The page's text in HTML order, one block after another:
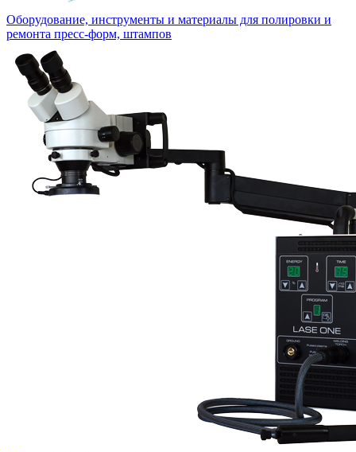
Оборудование, инструменты и материалы для полировки и
ремонта пресс-форм, штампов